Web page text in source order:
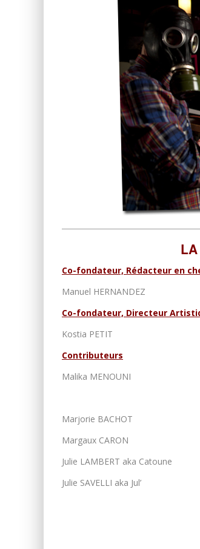
Co-fondateur, Rédacteur en
Manuel HERNANDEZ
Co-fondateur, Directeur
Kostia PETIT
Contributeurs
Malika MENOUNI
Marjorie BACHOT
Margaux CARON
Julie LAMBERT aka Catoune
Julie SAVELLI aka Jul’